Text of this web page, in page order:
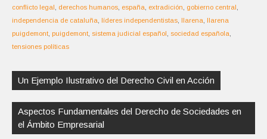
conflicto legal
derechos humanos españa extradición gobierno central
independencia de cataluña
líderes independentistas llarena
llarena
puigdemont puigdemont sistema judicial español sociedad española
tensiones políticas
de
entradas
Un Ejemplo Ilustrativo del Derecho Civil en Acción
Aspectos Fundamentales del Derecho de Sociedades en
el Ámbito Empresarial